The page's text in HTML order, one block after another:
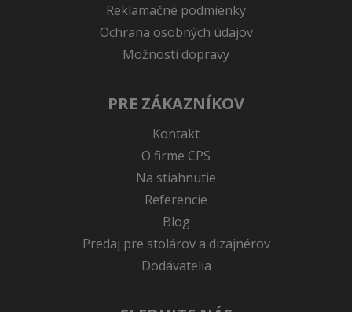
Reklamačné podmienky
Ochrana osobných údajov
Možnosti dopravy
PRE ZÁKAZNÍKOV
Kontakt
O firme CPS
Na stiahnutie
Referencie
Blog
Predaj pre stolárov a dizajnérov
Dodávatelia